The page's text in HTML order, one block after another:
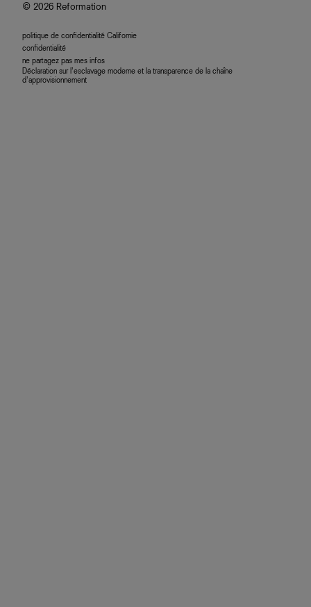
© 2026 Reformation
politique de confidentialité Californie
confidentialité
ne partagez pas mes infos
Déclaration sur l’esclavage moderne et la transparence de la chaîne
d’approvisionnement